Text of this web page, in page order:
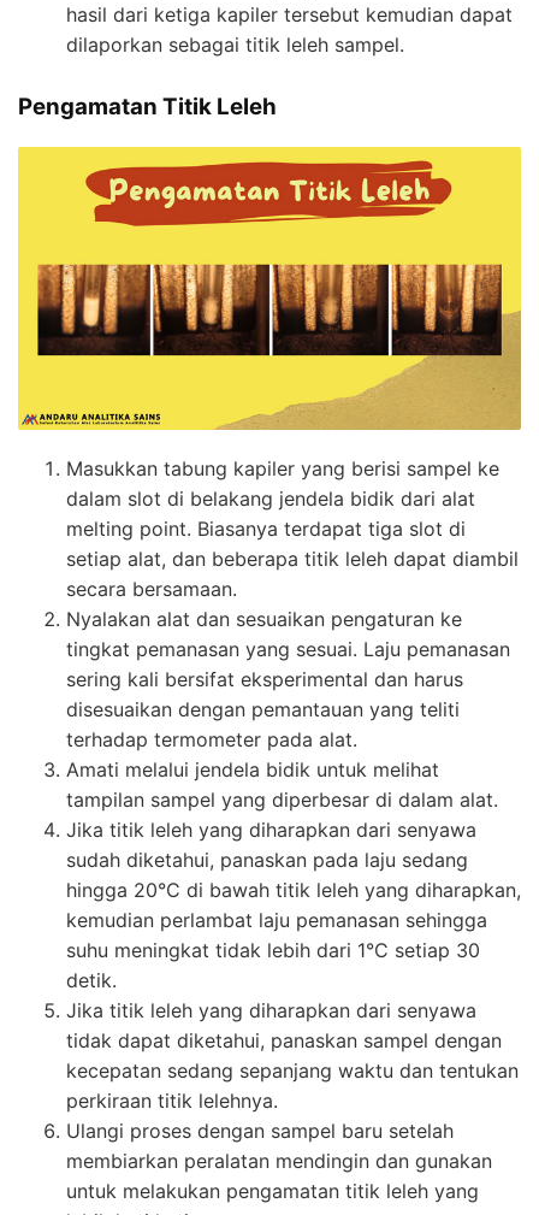
hasil dari ketiga kapiler tersebut kemudian dapat
dilaporkan sebagai titik leleh sampel.
Pengamatan Titik Leleh
Masukkan tabung kapiler yang berisi sampel ke
dalam slot di belakang jendela bidik dari alat
melting point. Biasanya terdapat tiga slot di
setiap alat, dan beberapa titik leleh dapat diambil
secara bersamaan.
Nyalakan alat dan sesuaikan pengaturan ke
tingkat pemanasan yang sesuai. Laju pemanasan
sering kali bersifat eksperimental dan harus
disesuaikan dengan pemantauan yang teliti
terhadap termometer pada alat.
Amati melalui jendela bidik untuk melihat
tampilan sampel yang diperbesar di dalam alat.
Jika titik leleh yang diharapkan dari senyawa
sudah diketahui, panaskan pada laju sedang
hingga 20°C di bawah titik leleh yang diharapkan,
kemudian perlambat laju pemanasan sehingga
suhu meningkat tidak lebih dari 1°C setiap 30
detik.
Jika titik leleh yang diharapkan dari senyawa
tidak dapat diketahui, panaskan sampel dengan
kecepatan sedang sepanjang waktu dan tentukan
perkiraan titik lelehnya.
Ulangi proses dengan sampel baru setelah
membiarkan peralatan mendingin dan gunakan
untuk melakukan pengamatan titik leleh yang